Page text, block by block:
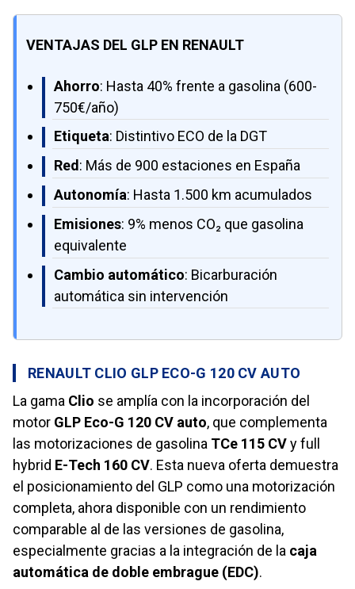
VENTAJAS DEL GLP EN RENAULT
Ahorro: Hasta 40% frente a gasolina (600-
750€/año)
Etiqueta: Distintivo ECO de la DGT
Red : Más de 900 estaciones en España
Autonomía: Hasta 1.500 km acumulados
Emisiones: 9% menos CO₂ que gasolina
equivalente
Cambio automático: Bicarburación
automática sin intervención
RENAULT CLIO GLP ECO-G 120 CV AUTO
La gama Clio se amplía con la incorporación del
motor GLP Eco-G 120 CV auto, que complementa
las motorizaciones de gasolina TCe 115 CVy full
hybrid E-Tech 160 CV. Esta nueva oferta demuestra
el posicionamiento del GLP como una motorización
completa, ahora disponible con un rendimiento
comparable al de las versiones de gasolina,
especialmente gracias a la integración de la caja
automática de doble embrague (EDC).